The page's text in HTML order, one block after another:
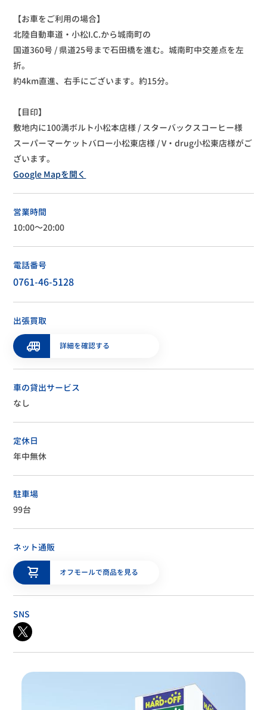
【お車をご利用の場合】
北陸自動車道・小松I.C.から城南町の
国道360号 / 県道25号まで石田橋を進む。城南町中交差点を左
折。
約4km直進、右手にございます。約15分。
【目印】
敷地内に100満ボルト小松本店様 / スターバックスコーヒー様
スーパーマーケットバロー小松東店様 / V・drug小松東店様がご
ざいます。
Google Mapを開く
営業時間
10:00～20:00
電話番号
0761-46-5128
出張買取
詳細を確認する
車の貸出サービス
なし
定休日
年中無休
駐車場
99台
ネット通販
オフモールで商品を見る
SNS